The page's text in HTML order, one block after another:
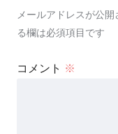
メールアドレスが公開
る欄は必須項目です
コメント ※